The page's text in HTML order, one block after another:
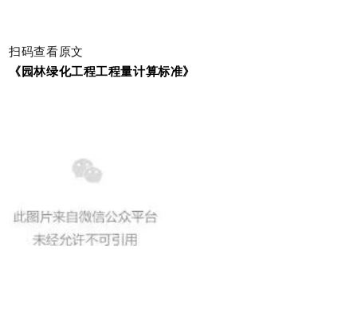
扫码查看原文
《园林绿化工程工程量计算标准》